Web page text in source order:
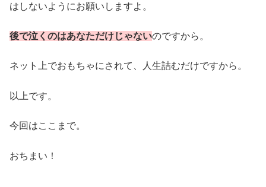
はしないようにお願いしますよ。
後で泣くのはあなただけじゃないのですから。
ネット上でおもちゃにされて、人生詰むだけですから。
以上です。
今回はここまで。
おちまい！